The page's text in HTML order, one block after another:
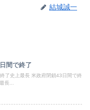
結城誠一
間で終了
了史上最長 米政府閉鎖43日間で終
長...